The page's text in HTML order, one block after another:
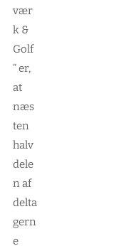
vær
k &
Golf
” er,
at
næs
ten
halv
dele
n af
delta
gern
e